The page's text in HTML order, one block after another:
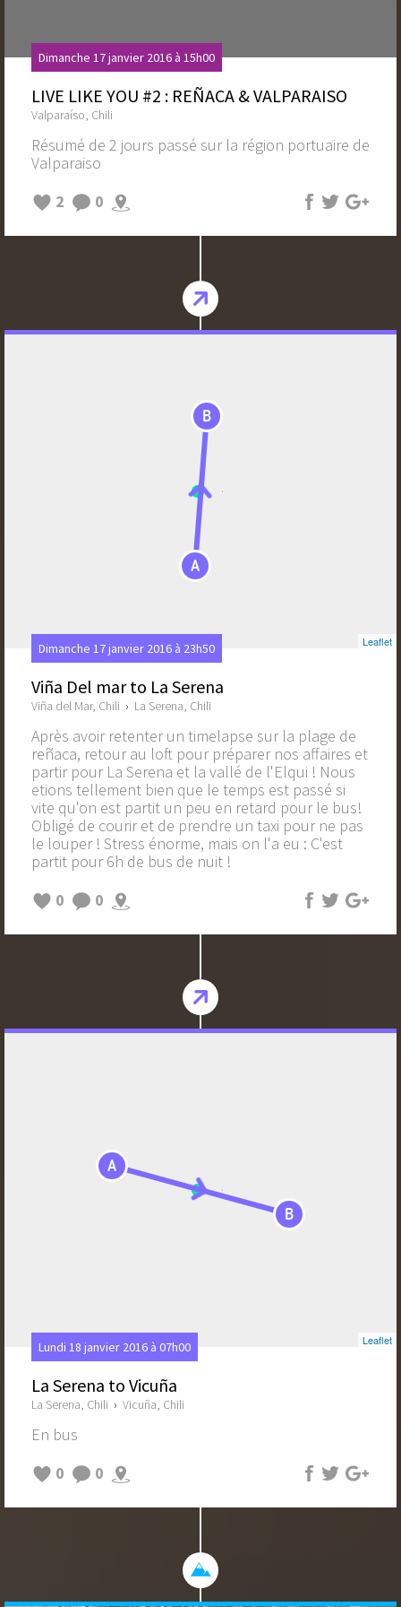
Dimanche 17 janvier 2016 à 15h00
LIVE LIKE YOU #2 : REÑACA & VALPARAISO
Valparaíso, Chili
Résumé de 2 jours passé sur la région portuaire de
Valparaiso
2
0
A
B
Leaflet
Dimanche 17 janvier 2016 à 23h50
Viña Del mar to La Serena
Viña del Mar, Chili › La Serena, Chili
Après avoir retenter un timelapse sur la plage de
reñaca, retour au loft pour préparer nos affaires et
partir pour La Serena et la vallé de l'Elqui ! Nous
etions tellement bien que le temps est passé si
vite qu'on est partit un peu en retard pour le bus!
Obligé de courir et de prendre un taxi pour ne pas
le louper ! Stress énorme, mais on l'a eu : C'est
partit pour 6h de bus de nuit !
0
0
A
B
Leaflet
Lundi 18 janvier 2016 à 07h00
La Serena to Vicuña
La Serena, Chili › Vicuña, Chili
En bus
0
0